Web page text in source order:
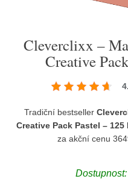
Cleverclixx –
Creative
Tradiční bestseller
Creative Pack Pastel – 125
za akční cenu